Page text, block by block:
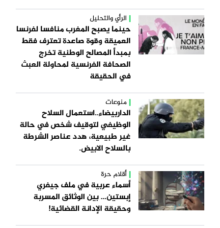
الرأي والتحليل
حينما يصبح المغرب منافسا لفرنسا
العميقة وقوة صاعدة تعترف فقط
بمبدأ المصالح الوطنية تخرج
الصحافة الفرنسية لمحاولة العبث
في الحقيقة
منوعات
الداربيضاء..استعمال السلاح
الوظيفي لتوقيف شخص في حالة
غير طبيعية، هدد عناصر الشرطة
بالسلاح الابيض.
أقلام حرة
أسماء عربية في ملف جيفري
إبستين… بين الوثائق المسربة
وحقيقة الإدانة القضائية!